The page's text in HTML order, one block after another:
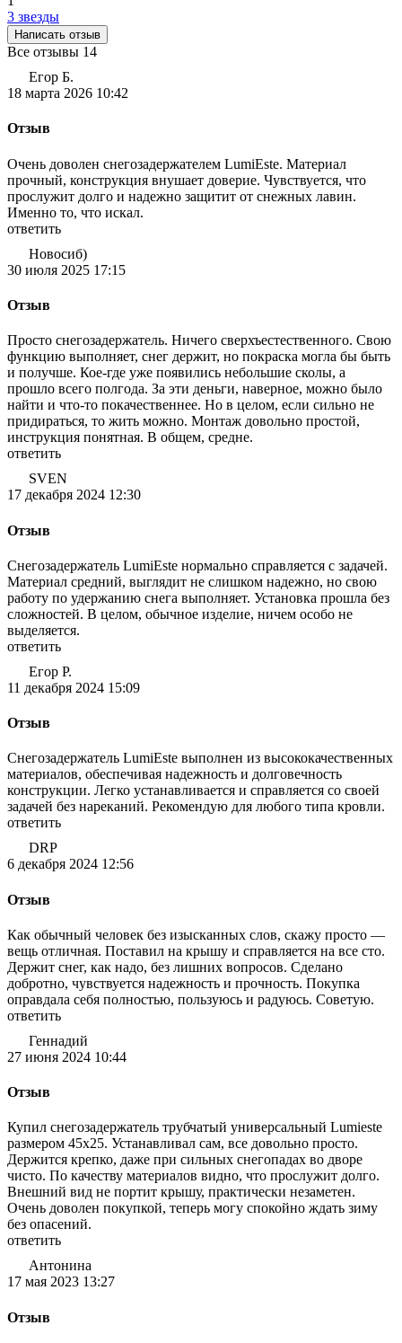
3 звезды
Написать отзыв
Все отзывы 14
Егор Б.
18 марта 2026 10:42
Отзыв
Очень доволен снегозадержателем LumiEste. Материал
прочный, конструкция внушает доверие. Чувствуется, что
прослужит долго и надежно защитит от снежных лавин.
Именно то, что искал.
ответить
Новосиб)
30 июля 2025 17:15
Отзыв
Просто снегозадержатель. Ничего сверхъестественного. Свою
функцию выполняет, снег держит, но покраска могла бы быть
и получше. Кое-где уже появились небольшие сколы, а
прошло всего полгода. За эти деньги, наверное, можно было
найти и что-то покачественнее. Но в целом, если сильно не
придираться, то жить можно. Монтаж довольно простой,
инструкция понятная. В общем, средне.
ответить
SVEN
17 декабря 2024 12:30
Отзыв
Снегозадержатель LumiEste нормально справляется с задачей.
Материал средний, выглядит не слишком надежно, но свою
работу по удержанию снега выполняет. Установка прошла без
сложностей. В целом, обычное изделие, ничем особо не
выделяется.
ответить
Егор Р.
11 декабря 2024 15:09
Отзыв
Снегозадержатель LumiEste выполнен из высококачественных
материалов, обеспечивая надежность и долговечность
конструкции. Легко устанавливается и справляется со своей
задачей без нареканий. Рекомендую для любого типа кровли.
ответить
DRP
6 декабря 2024 12:56
Отзыв
Как обычный человек без изысканных слов, скажу просто —
вещь отличная. Поставил на крышу и справляется на все сто.
Держит снег, как надо, без лишних вопросов. Сделано
добротно, чувствуется надежность и прочность. Покупка
оправдала себя полностью, пользуюсь и радуюсь. Советую.
ответить
Геннадий
27 июня 2024 10:44
Отзыв
Купил снегозадержатель трубчатый универсальный Lumieste
размером 45х25. Устанавливал сам, все довольно просто.
Держится крепко, даже при сильных снегопадах во дворе
чисто. По качеству материалов видно, что прослужит долго.
Внешний вид не портит крышу, практически незаметен.
Очень доволен покупкой, теперь могу спокойно ждать зиму
без опасений.
ответить
Антонина
17 мая 2023 13:27
Отзыв